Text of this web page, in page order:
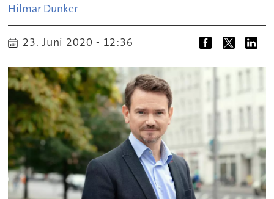
Hilmar Dunker
23. Juni 2020 - 12:36